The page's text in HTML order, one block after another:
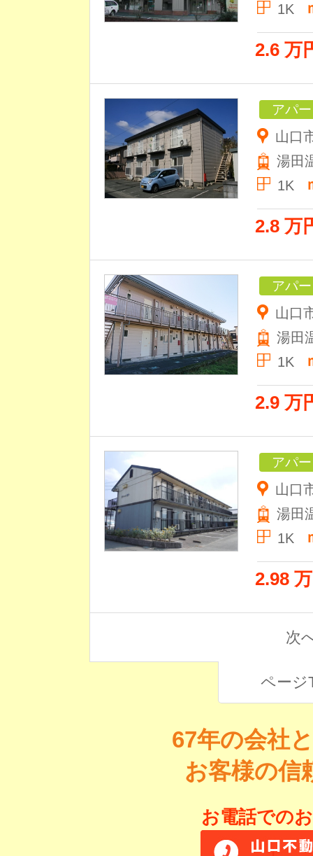
1K
2.6 万
アパ
山口
湯田
1K
2.8 万
アパ
山口
湯田
1K
2.9 万
アパ
山口
湯田
1K
2.98
次
ページ
67年の会社
お客様の信
お電話での